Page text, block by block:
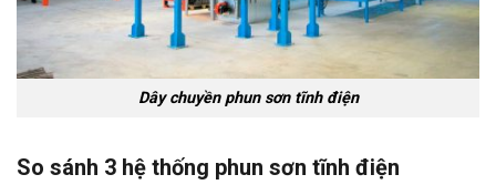
Dây chuyền phun sơn tĩnh điện
So sánh 3 hệ thống phun sơn tĩnh điện